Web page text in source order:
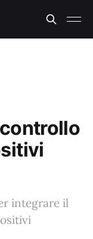
integrare il